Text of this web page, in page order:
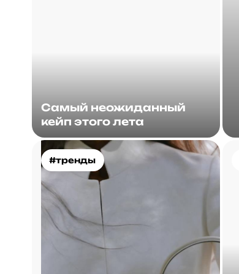
Самый неожиданный
кейп этого лета
#тренды